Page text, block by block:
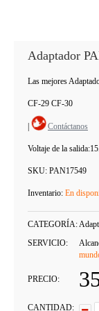
Adaptador
Las mejores
CF-29 CF-30
Contáctanos
Voltaje de la salida:
SKU: PAN17549
Inventario: En
CATEGORÍA:
SERVICIO:
PRECIO:
CANTIDAD: